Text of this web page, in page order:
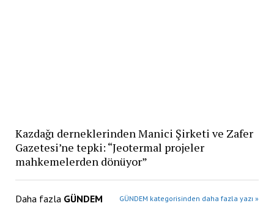
Kazdağı derneklerinden Manici Şirketi ve Zafer
Gazetesi’ne tepki: “Jeotermal projeler
mahkemelerden dönüyor”
Daha fazla GÜNDEM GÜNDEM kategorisinden daha fazla yazı »